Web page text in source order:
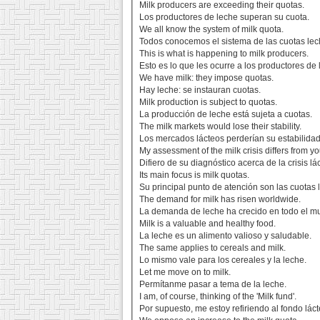
Milk producers are exceeding their quotas.
Los productores de leche superan su cuota.
We all know the system of milk quota.
Todos conocemos el sistema de las cuotas
This is what is happening to milk producers.
Esto es lo que les ocurre a los productores de
We have milk: they impose quotas.
Hay leche: se instauran cuotas.
Milk production is subject to quotas.
La producción de leche está sujeta a cuotas.
The milk markets would lose their stability.
Los mercados lácteos perderían su
My assessment of the milk crisis differs from
Difiero de su diagnóstico acerca de la crisis
Its main focus is milk quotas.
Su principal punto de atención son las cuotas
The demand for milk has risen worldwide.
La demanda de leche ha crecido en todo el
Milk is a valuable and healthy food.
La leche es un alimento valioso y saludable.
The same applies to cereals and milk.
Lo mismo vale para los cereales y la leche.
Let me move on to milk.
Permítanme pasar a tema de la leche.
I am, of course, thinking of the 'Milk fund'.
Por supuesto, me estoy refiriendo al fondo